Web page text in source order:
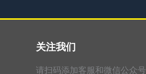
科
爾
尚
关注我们
请扫码添加客服和微信公众号